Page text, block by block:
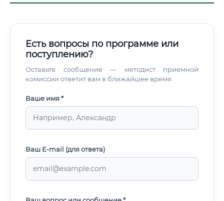
Есть вопросы по программе или
поступлению?
Оставьте сообщение — методист приемной
комиссии ответит вам в ближайшее время.
Ваше имя *
Ваш E-mail (для ответа)